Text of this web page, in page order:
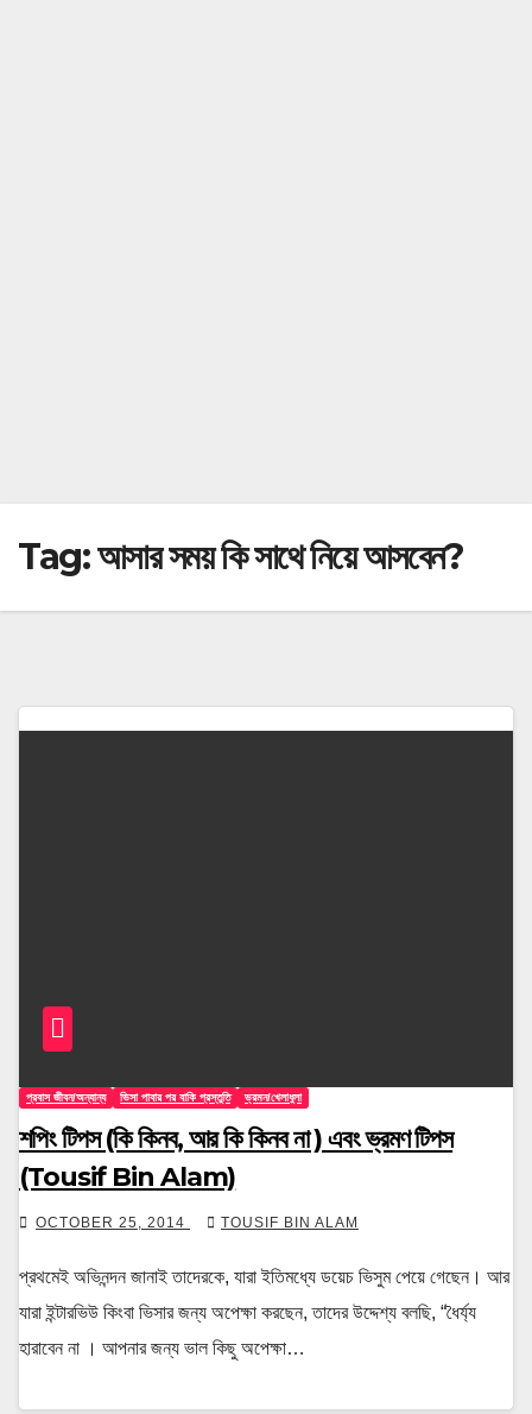
Tag:আসার সময় কি সাথে নিয়ে আসবেন?
প্রবাস জীবন/অন্যান্য ভিসা পাবার পর বাকি প্রস্তুতি ভ্রমন/খেলাধুলা
শপিং টিপস (কি কিনব, আর কি কিনব না ) এবং ভ্রমণ টিপস
(Tousif Bin Alam)
OCTOBER 25, 2014 TOUSIF BIN ALAM
প্রথমেই অভিনন্দন জানাই তাদেরকে, যারা ইতিমধ্যে ডয়েচ ভিসুম পেয়ে গেছেন। আর
যারা ইন্টারভিউ কিংবা ভিসার জন্য অপেক্ষা করছেন, তাদের উদ্দেশ্য বলছি, “ধৈর্য্য
হারাবেন না । আপনার জন্য ভাল কিছু অপেক্ষা…